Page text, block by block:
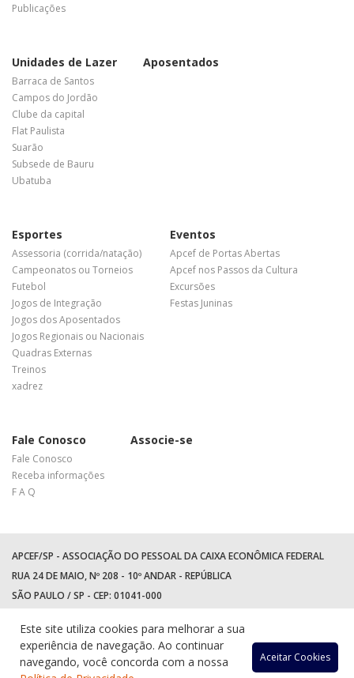
Publicações
Unidades de Lazer
Barraca de Santos
Campos do Jordão
Clube da capital
Flat Paulista
Suarão
Subsede de Bauru
Ubatuba
Aposentados
Esportes
Assessoria (corrida/natação)
Campeonatos ou Torneios
Futebol
Jogos de Integração
Jogos dos Aposentados
Jogos Regionais ou Nacionais
Quadras Externas
Treinos
xadrez
Eventos
Apcef de Portas Abertas
Apcef nos Passos da Cultura
Excursões
Festas Juninas
Fale Conosco
Fale Conosco
Receba informações
F A Q
Associe-se
APCEF/SP - ASSOCIAÇÃO DO PESSOAL DA CAIXA ECONÔMICA FEDERAL
RUA 24 DE MAIO, Nº 208 - 10º ANDAR - REPÚBLICA
SÃO PAULO / SP - CEP: 01041-000
WhatsApp: (11) 94597-5758
Acessar
Acessar
Este site utiliza cookies para melhorar a sua
experiência de navegação. Ao continuar
navegando, você concorda com a nossa
Aceitar Cookies